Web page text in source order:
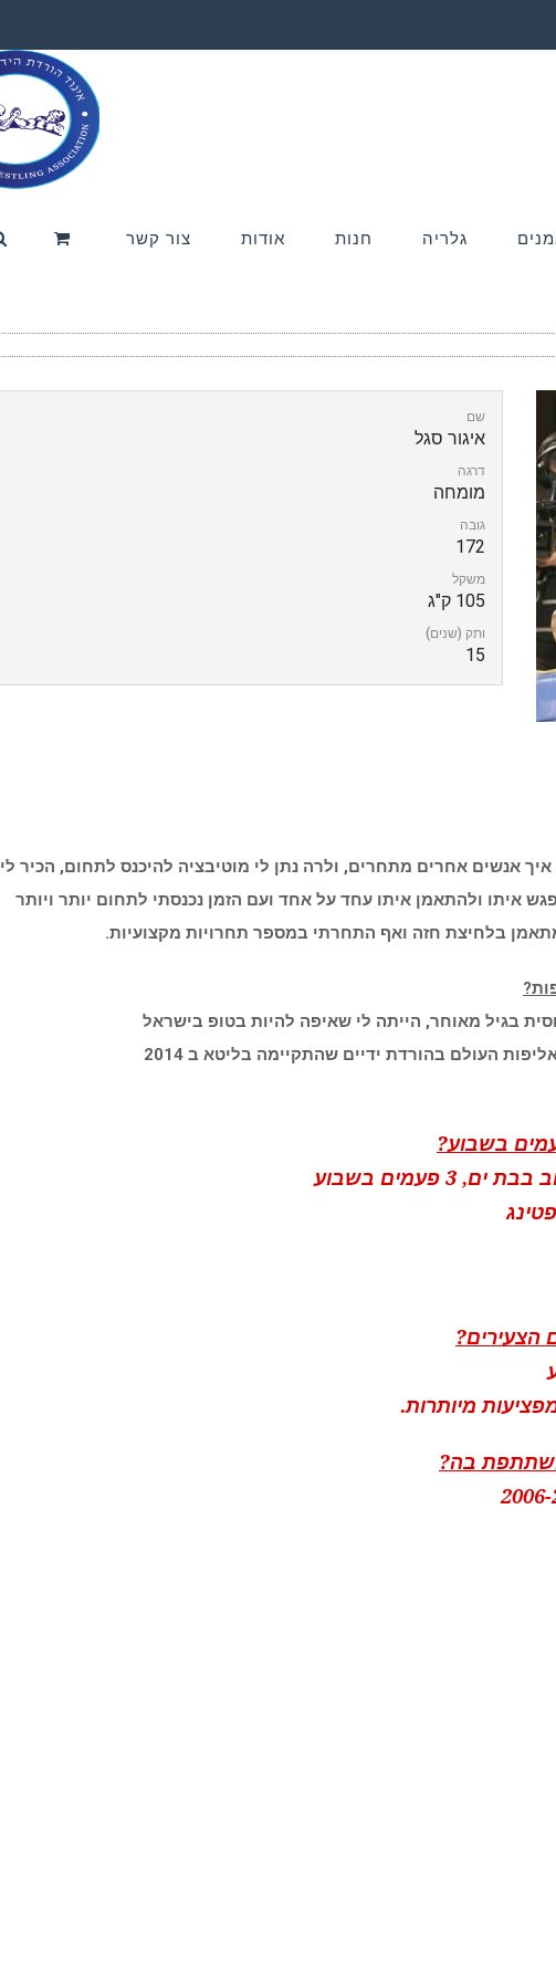
גלריה חנות אודות צור קשר
שם
איגור סגל
דרגה
מומחה
גובה
172
משקל
105 ק"ג
ותק (שנים)
15
אנשים אחרים מתחרים, ולרה נתן לי מוטיבציה להיכנס לתחום, הכיר לי
איתו ולהתאמן איתו עחד על אחד ועם הזמן נכנסתי לתחום יותר ויותר
מתאמן בלחיצת חזה ואף התחרתי במספר תחרויות מקצועיות.
בגיל מאוחר, הייתה לי שאיפה להיות בטופ בישראל
העולם בהורדת ידיים שהתקיימה בליטא ב 2014
בשבוע?
פעמים בשבוע
הצעירים?
מיותרות.
בה?